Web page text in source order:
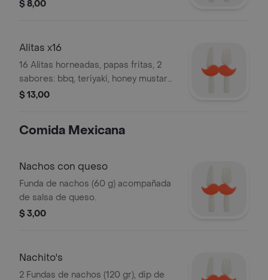
$ 8,00
Alitas x16
16 Alitas horneadas, papas fritas, 2
sabores: bbq, teriyaki, honey mustard,
maracuyá, picante.
$ 13,00
Comida Mexicana
Nachos con queso
Funda de nachos (60 g) acompañada
de salsa de queso.
$ 3,00
Nachito's
2 Fundas de nachos (120 gr), dip de